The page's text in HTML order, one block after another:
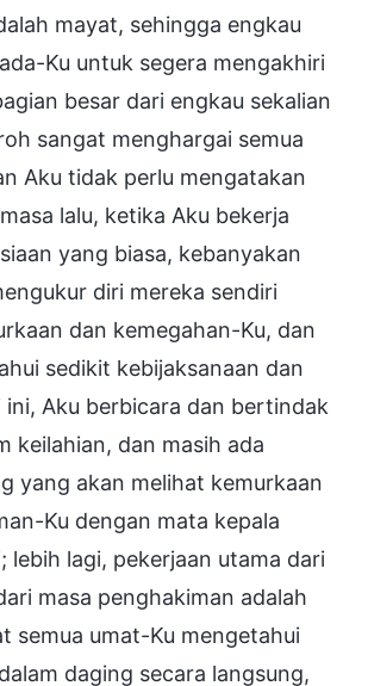
mayat, sehingga engkau
Ku untuk segera mengakhiri
besar dari engkau sekalian
sangat menghargai semua
Aku tidak perlu mengatakan
lalu, ketika Aku bekerja
yang biasa, kebanyakan
diri mereka sendiri
dan kemegahan-Ku, dan
sedikit kebijaksanaan dan
ini, Aku berbicara dan bertindak
keilahian, dan masih ada
yang akan melihat kemurkaan
Ku dengan mata kepala
lebih lagi, pekerjaan utama dari
masa penghakiman adalah
semua umat-Ku mengetahui
daging secara langsung,